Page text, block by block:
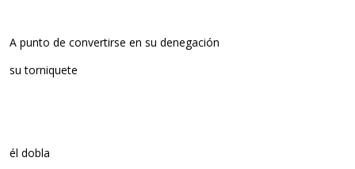
A punto de convertirse en su denegación
su torniquete
él dobla